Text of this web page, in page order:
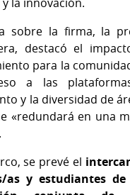
sobre la firma, la
destacó el
para la
a las
y la diversidad de
«redundará en una
se prevé el
as y estudiantes